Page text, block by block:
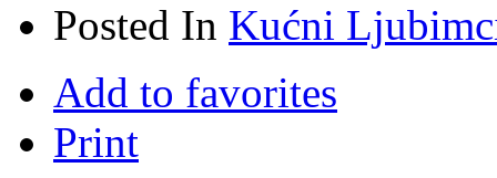
Posted In Kućni
Add to favorites
Print